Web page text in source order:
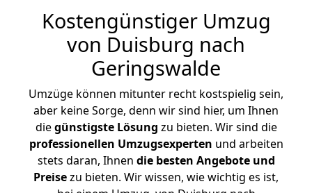
Kostengünstiger Umzug
von Duisburg nach
Geringswalde
Umzüge können mitunter recht kostspielig sein,
aber keine Sorge, denn wir sind hier, um Ihnen
diegünstigste Lösung zu bieten. Wir sind die
professionellen Umzugsexperten und arbeiten
stets daran, Ihnen die besten Angebote und
Preisezu bieten. Wir wissen, wie wichtig es ist,